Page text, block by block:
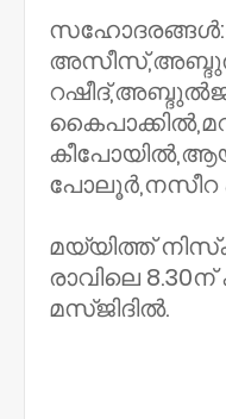
പോലൂർ,നസീറ
മയ്യിത്ത്
രാവിലെ
മസ്ജിദിൽ.